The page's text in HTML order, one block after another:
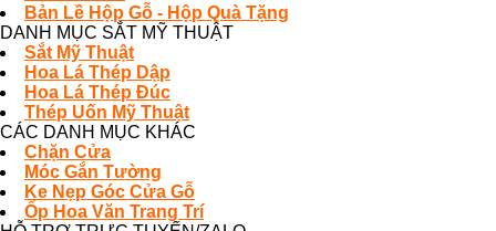
Bản Lề Hộp Gỗ - Hộp Quà Tặng
DANH MỤC SẮT MỸ THUẬT
Sắt Mỹ Thuật
Hoa Lá Thép Dập
Hoa Lá Thép Đúc
Thép Uốn Mỹ Thuật
CÁC DANH MỤC KHÁC
Chặn Cửa
Móc Gắn Tường
Ke Nẹp Góc Cửa Gỗ
Ốp Hoa Văn Trang Trí